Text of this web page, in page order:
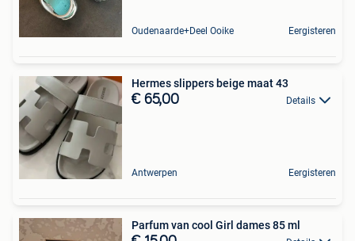
Oudenaarde+Deel Ooike Eergisteren
Hermes slippers beige maat 43
€ 65,00 Details
Antwerpen Eergisteren
Parfum van cool Girl dames 85 ml